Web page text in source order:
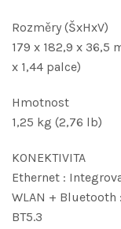
Rozměry (ŠxHxV)
179 x 182,9 x
x 1,44 palce)
Hmotnost
1,25 kg (2,76 lb)
KONEKTIVITA
Ethernet :
WLAN + Bluetooth
BT5.3